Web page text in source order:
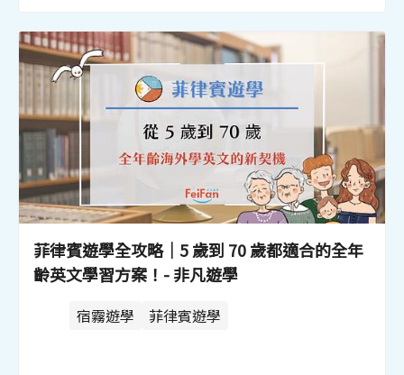
菲律賓遊學全攻略｜5 歲到 70 歲都適合的全年
齡英文學習方案！- 非凡遊學
宿霧遊學 菲律賓遊學